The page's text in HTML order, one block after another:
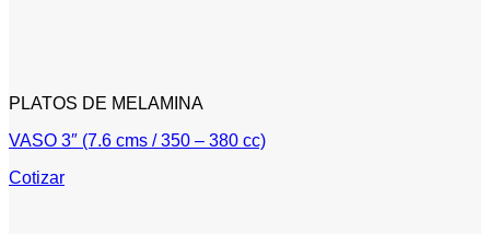
PLATOS DE MELAMINA
VASO 3″ (7.6 cms / 350 – 380 cc)
Cotizar